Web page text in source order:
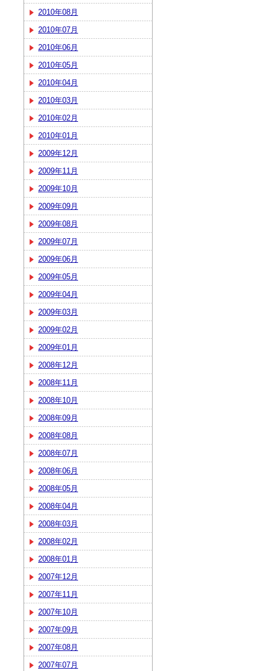
2010年08月
2010年07月
2010年06月
2010年05月
2010年04月
2010年03月
2010年02月
2010年01月
2009年12月
2009年11月
2009年10月
2009年09月
2009年08月
2009年07月
2009年06月
2009年05月
2009年04月
2009年03月
2009年02月
2009年01月
2008年12月
2008年11月
2008年10月
2008年09月
2008年08月
2008年07月
2008年06月
2008年05月
2008年04月
2008年03月
2008年02月
2008年01月
2007年12月
2007年11月
2007年10月
2007年09月
2007年08月
2007年07月